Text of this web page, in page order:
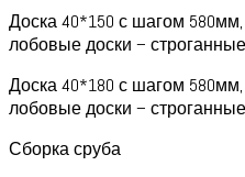
Доска 40*150 с шагом
лобовые доски –
Доска 40*180 с шагом
лобовые доски –
Сборка сруба